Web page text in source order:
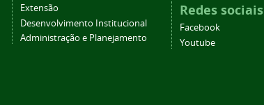
Extensão
Desenvolvimento Institucional
Administração e Planejamento
Redes sociais
Facebook
Youtube